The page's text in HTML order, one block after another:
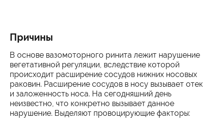
Причины
В основе вазомоторного ринита лежит нарушение
вегетативной регуляции, вследствие которой
происходит расширение сосудов нижних носовых
раковин. Расширение сосудов в носу вызывает отек
и заложенность носа. На сегодняшний день
неизвестно, что конкретно вызывает данное
нарушение. Выделяют провоцирующие факторы: